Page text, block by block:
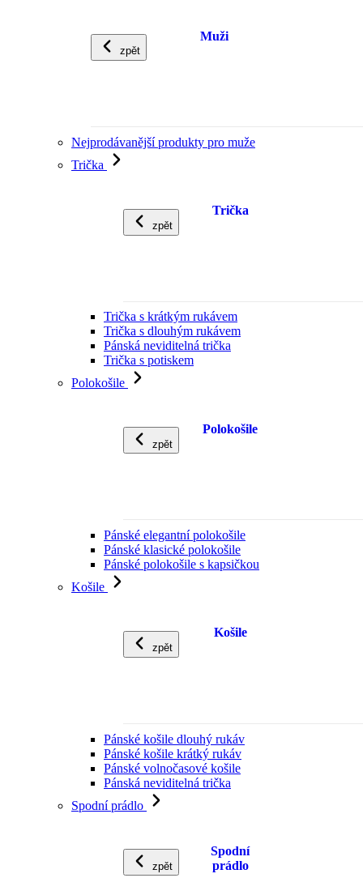
zpět
Muži
Nejprodávanější produkty pro muže
Trička
zpět
Trička
Trička s krátkým rukávem
Trička s dlouhým rukávem
Pánská neviditelná trička
Trička s potiskem
Polokošile
zpět
Polokošile
Pánské elegantní polokošile
Pánské klasické polokošile
Pánské polokošile s kapsičkou
Košile
zpět
Košile
Pánské košile dlouhý rukáv
Pánské košile krátký rukáv
Pánské volnočasové košile
Pánská neviditelná trička
Spodní prádlo
zpět
Spodní
prádlo